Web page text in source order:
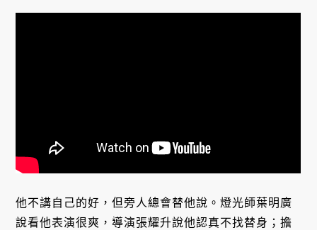
他不講自己的好，但旁人總會替他說。燈光師葉明廣
說看他表演很爽，導演張耀升說他認真不找替身；擔